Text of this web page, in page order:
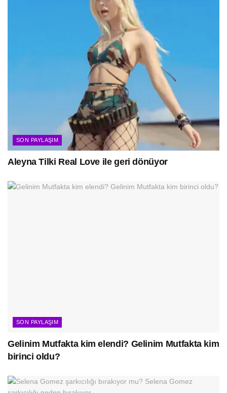
SON PAYLAŞIM
Aleyna Tilki Real Love ile geri dönüyor
SON PAYLAŞIM
Gelinim Mutfakta kim elendi? Gelinim Mutfakta kim
birinci oldu?